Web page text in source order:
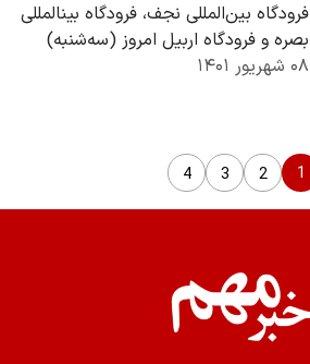
فرودگاه بین‌المللی نجف، فرودگاه بینالمللی
بصره و فرودگاه اربیل امروز (سه‌شنبه)
اعلام کردند که پروازها در این…
۰۸ شهریور ۱۴۰۱
1
2
3
4